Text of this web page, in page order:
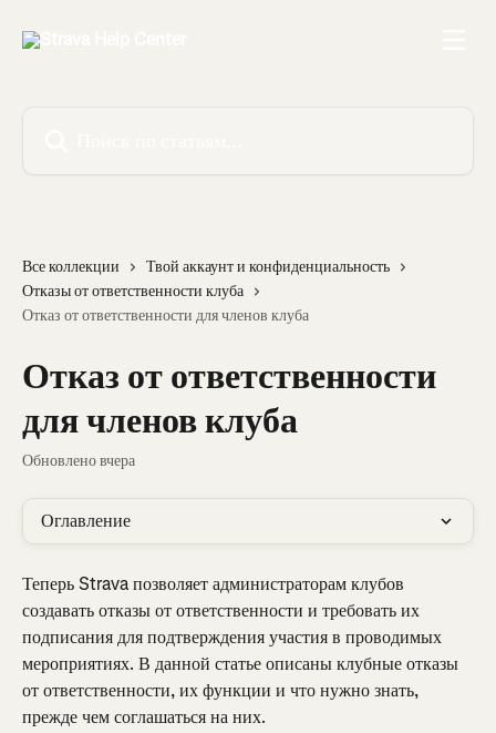
Все коллекции
Твой аккаунт и конфиденциальность
Отказы от ответственности клуба
Отказ от ответственности для членов клуба
Отказ от ответственности
для членов клуба
Обновлено вчера
Оглавление
Теперь Strava позволяет администраторам клубов
создавать отказы от ответственности и требовать их
подписания для подтверждения участия в проводимых
мероприятиях. В данной статье описаны клубные отказы
от ответственности, их функции и что нужно знать,
прежде чем соглашаться на них.